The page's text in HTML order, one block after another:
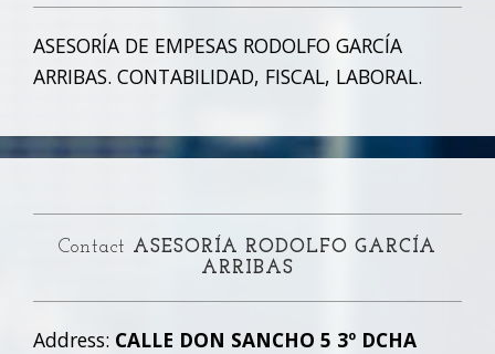
ASESORÍA DE EMPESAS RODOLFO GARCÍA
ARRIBAS. CONTABILIDAD, FISCAL, LABORAL.
Contact ASESORÍA RODOLFO GARCÍA
ARRIBAS
Address: CALLE DON SANCHO 5 3º DCHA